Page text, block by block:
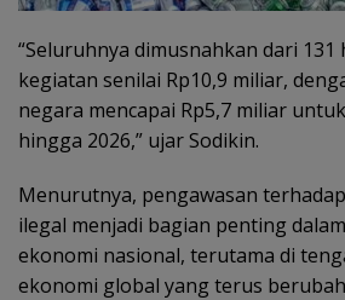
“Seluruhnya dimusnahkan dari
kegiatan senilai Rp10,9 miliar,
negara mencapai Rp5,7 miliar
hingga 2026,” ujar Sodikin.
Menurutnya, pengawasan
ilegal menjadi bagian penting
ekonomi nasional, terutama di
ekonomi global yang terus